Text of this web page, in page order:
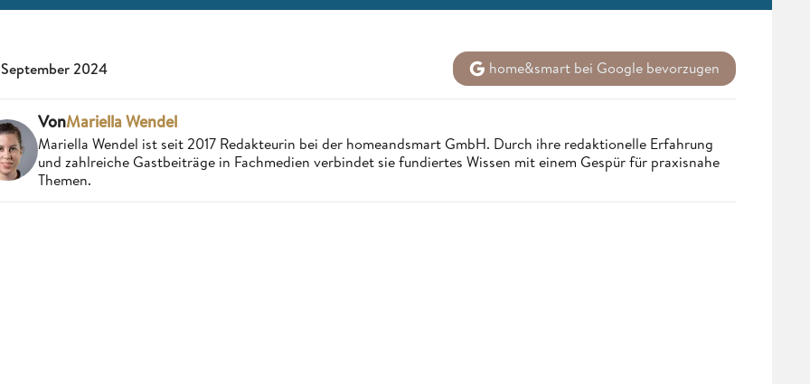
2024 home&smart bei Google bevorzugen
VonMariella Wendel
Mariella Wendel ist seit 2017 Redakteurin bei der homeandsmart GmbH. Durch ihre redaktionelle Erfahrung
und zahlreiche Gastbeiträge in Fachmedien verbindet sie fundiertes Wissen mit einem Gespür für praxisnahe
Themen.